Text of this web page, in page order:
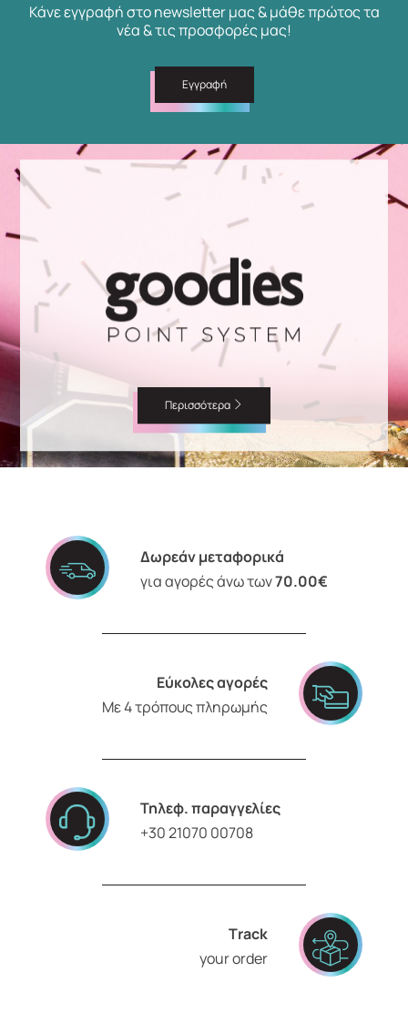
Κάνε εγγραφή στο newsletter μας & μάθε πρώτος τα
νέα & τις προσφορές μας!
Εγγραφή
Περισσότερα
Δωρεάν μεταφορικά
για αγορές άνω των70.00€
Εύκολες αγορές
Με 4 τρόπους πληρωμής
Τηλεφ. παραγγελίες
+30 21070 00708
Τrack
your order